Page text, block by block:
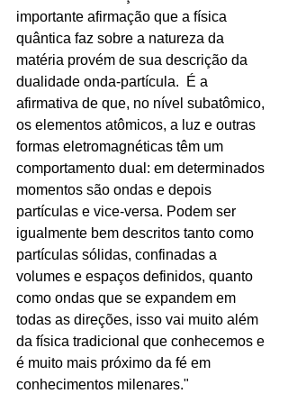
importante afirmação que a física
quântica faz sobre a natureza da
matéria provém de sua descrição da
dualidade onda-partícula.  É a
afirmativa de que, no nível subatômico,
os elementos atômicos, a luz e outras
formas eletromagnéticas têm um
comportamento dual: em determinados
momentos são ondas e depois
partículas e vice-versa. Podem ser
igualmente bem descritos tanto como
partículas sólidas, confinadas a
volumes e espaços definidos, quanto
como ondas que se expandem em
todas as direções, isso vai muito além
da física tradicional que conhecemos e
é muito mais próximo da fé em
conhecimentos milenares."